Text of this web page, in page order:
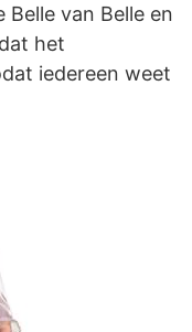
van Belle en
het
iedereen weet